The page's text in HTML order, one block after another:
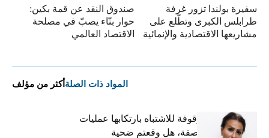
صندوق النقد عن قمة بكين:
حوار بنّاء يصبّ في مصلحة
الاقتصاد العالمي
سفيرة بولندا تزور غرفة
طرابلس الكبرى وتطّلع على
مشاريعها الاقتصادية والإنمائية
المواد ذات الصلة أكثر من مؤلف
تعميم صورة موقوفة للاشتباه بارتكابها عمليات
احتيال وانتحال صفة، هل وقعتم ضحية